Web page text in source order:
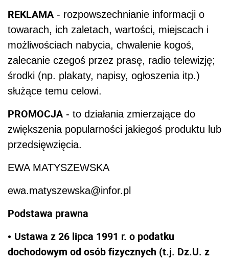
REKLAMA - rozpowszechnianie informacji o
towarach, ich zaletach, wartości, miejscach i
możliwościach nabycia, chwalenie kogoś,
zalecanie czegoś przez prasę, radio telewizję;
środki (np. plakaty, napisy, ogłoszenia itp.)
służące temu celowi.
PROMOCJA - to działania zmierzające do
zwiększenia popularności jakiegoś produktu lub
przedsięwzięcia.
EWA MATYSZEWSKA
ewa.matyszewska@infor.pl
Podstawa prawna
• Ustawa z 26 lipca 1991 r. o podatku
dochodowym od osób fizycznych (t.j. Dz.U. z